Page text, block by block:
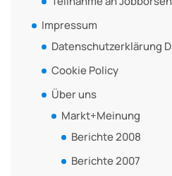
Impressum
Datenschutzerklärung
Cookie Policy
Über uns
Markt+Meinung
Berichte 2008
Berichte 2007